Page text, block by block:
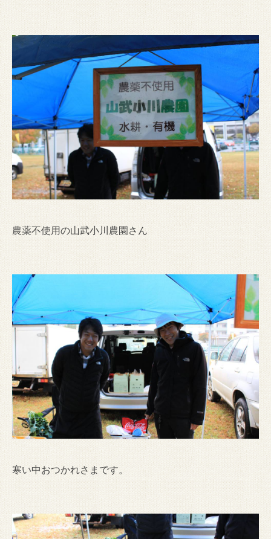
農薬不使用の山武小川農園さん
寒い中おつかれさまです。